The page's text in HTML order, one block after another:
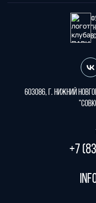
603086, г. Нижний
+7